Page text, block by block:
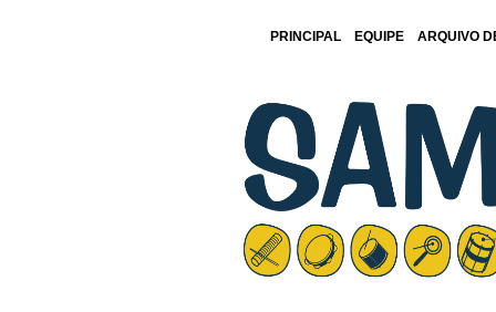
PRINCIPAL EQUIPE ARQUIVO